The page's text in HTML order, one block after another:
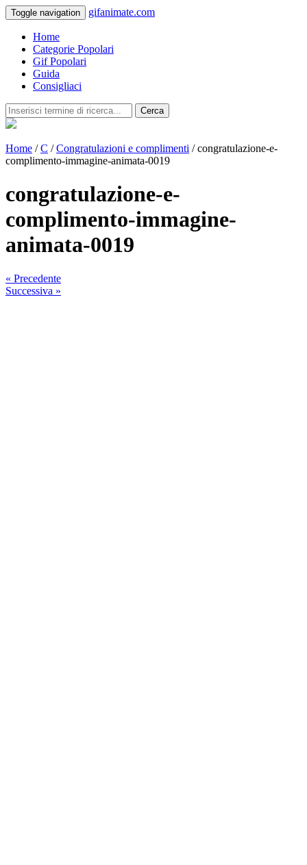
Toggle navigation gifanimate.com
Home
Categorie Popolari
Gif Popolari
Guida
Consigliaci
Cerca
Home /C /Congratulazioni e complimenti / congratulazione-e-
complimento-immagine-animata-0019
congratulazione-e-
complimento-immagine-
animata-0019
« Precedente
Successiva »